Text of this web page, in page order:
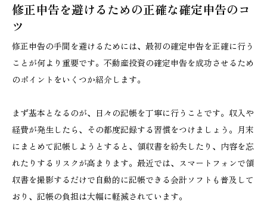
修正申告を避けるための正確な確定申告のコ
ツ
修正申告の手間を避けるためには、最初の確定申告を正確に行う
ことが何より重要です。不動産投資の確定申告を成功させるため
のポイントをいくつか紹介します。
まず基本となるのが、日々の記帳を丁寧に行うことです。収入や
経費が発生したら、その都度記録する習慣をつけましょう。月末
にまとめて記帳しようとすると、領収書を紛失したり、内容を忘
れたりするリスクが高まります。最近では、スマートフォンで領
収書を撮影するだけで自動的に記帳できる会計ソフトも普及して
おり、記帳の負担は大幅に軽減されています。